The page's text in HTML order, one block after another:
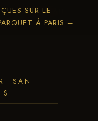
← RETOUR AU
SITE
SUR LE
À PARIS –